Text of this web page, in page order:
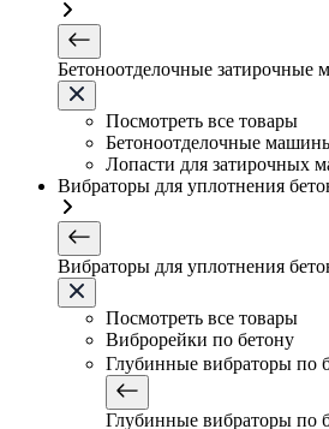
Бетоноотделочные затирочные
Посмотреть все товары
Бетоноотделочные
Лопасти для затирочных
Вибраторы для уплотнения
Вибраторы для уплотнения
Посмотреть все товары
Виброрейки по бетону
Глубинные вибраторы по
Глубинные вибраторы по